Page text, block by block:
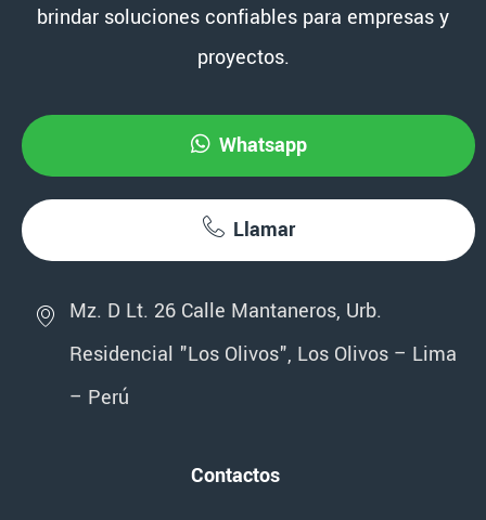
brindar soluciones confiables para empresas y
proyectos.
Whatsapp
Llamar
Mz. D Lt. 26 Calle Mantaneros, Urb.
Residencial "Los Olivos", Los Olivos – Lima
– Perú
Contactos